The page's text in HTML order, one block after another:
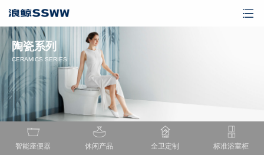
陶瓷系列
CERAMICS SERIES
智能座便器 休闲产品 全卫定制 标准浴室柜